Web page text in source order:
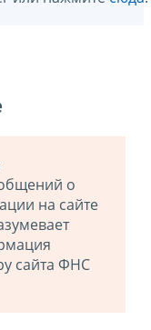
о
на сайте
сайта ФНС